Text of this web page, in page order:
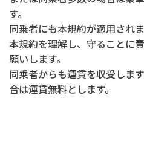
す。
同乗者にも本規約が適用され
本規約を理解し、守ることに
願いします。
同乗者からも運賃を収受しま
合は運賃無料とします。